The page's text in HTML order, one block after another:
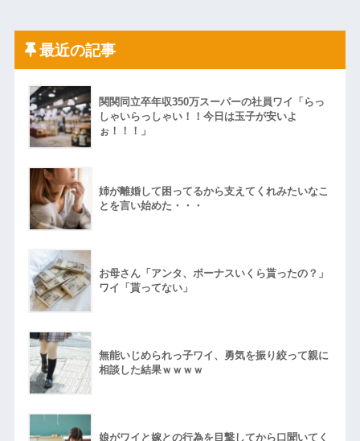
最近の記事
関関同立卒年収350万スーパーの社員ワイ「らっ
しゃいらっしゃい！！今日は玉子が安いよ
ぉ！！！」
姉が離婚して困ってるから支えてくれみたいなこ
とを言い始めた・・・
お母さん「アンタ、ボーナスいくら貰ったの？」
ワイ「貰ってない」
無能いじめられっ子ワイ、勇気を振り絞って親に
相談した結果ｗｗｗｗ
娘がワイと嫁との行為を目撃してから口聞いてく